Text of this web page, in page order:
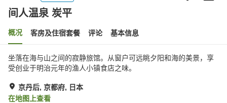
间人温泉 炭平
概况 客房及住宿套餐 评论 基本信息
坐落在海与山之间的寂静旅馆。从窗户可远眺夕阳和海的美景，享
受创业于明治元年的渔人小镇食店之味。
京丹后, 京都府, 日本
在地图上查看